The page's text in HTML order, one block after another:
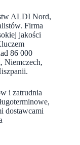
ALDI Nord,
Firma
jakości
86 000
Niemczech,
i zatrudnia
dostawcami